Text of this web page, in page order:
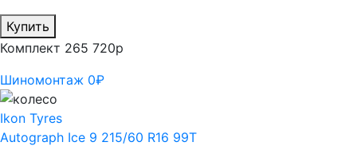
Купить
Комплект 265 720р
Шиномонтаж 0₽
Ikon Tyres
Autograph Ice 9 215/60 R16 99T